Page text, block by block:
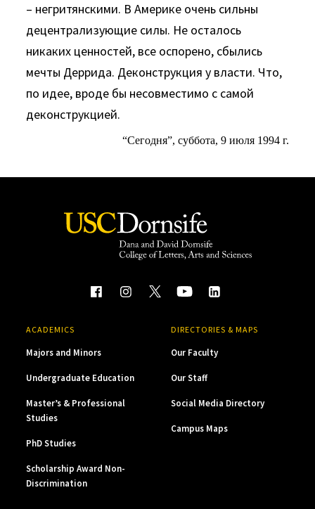
– негритянскими. В Америке очень сильны
децентрализующие силы. Не осталось
никаких ценностей, все оспорено, сбылись
мечты Деррида. Деконструкция у власти. Что,
по идее, вроде бы несовместимо с самой
деконструкцией.
“Сегодня”, суббота, 9 июля 1994 г.
ACADEMICS
Majors and Minors
Undergraduate Education
Master’s & Professional
Studies
PhD Studies
Scholarship Award Non-
Discrimination
DIRECTORIES & MAPS
Our Faculty
Our Staff
Social Media Directory
Campus Maps